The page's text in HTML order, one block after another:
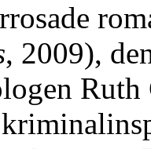
, 2009),